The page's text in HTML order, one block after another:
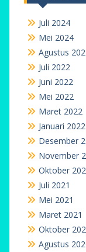
Juli 2024
Mei 2024
Agustus
Juli 2022
Juni 2022
Mei 2022
Maret 2022
Januari 2022
Desember
November
Oktober
Juli 2021
Mei 2021
Maret 2021
Oktober
Agustus